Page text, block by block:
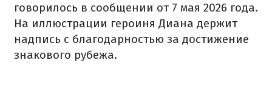
говорилось в сообщении от 7 мая 2026 года.
На иллюстрации героиня Диана держит
надпись с благодарностью за достижение
знакового рубежа.